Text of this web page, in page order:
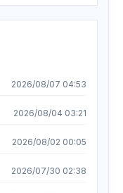
2026/08/07 04:53
2026/08/04 03:21
2026/08/02 00:05
2026/07/30 02:38